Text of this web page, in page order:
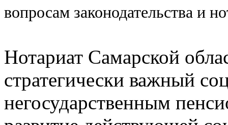
вопросам законодательства и
Нотариат Самарской
стратегически важный
негосударственным